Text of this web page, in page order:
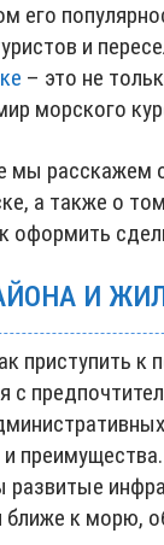
его
и
– это не
морского
мы расскажем
а также о
оформить
И
приступить к
с
ближе к морю,